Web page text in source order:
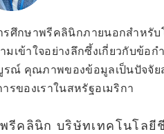
รศึกษาพรีคลินิกภายนอกสำหรั
ข้าใจอย่างลึกซึ้งเกี่ยวกับข้อก
รณ์ คุณภาพของข้อมูลเป็นปัจจั
รของเราในสหรัฐอเมริกา
คลินิก บริษัทเทคโนโลยี